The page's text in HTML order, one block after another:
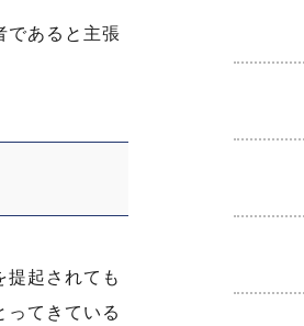
であると主張
提起されても
ってきている